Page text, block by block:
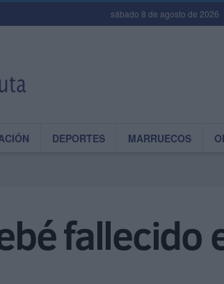
sábado 8 de agosto de 2026
DEPORTES MARRUECOS
fallecido